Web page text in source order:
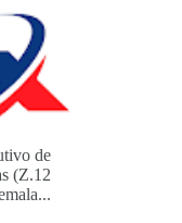
de
(Z.12